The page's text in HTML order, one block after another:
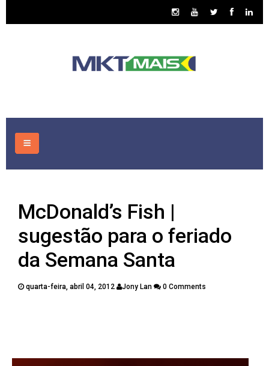
CONSULTORIA
ASSUNTOS
PUBLICAÇÕES
McDonald’s Fish |
sugestão para o feriado
da Semana Santa
quarta-feira, abril 04, 2012 Jony Lan 0 Comments